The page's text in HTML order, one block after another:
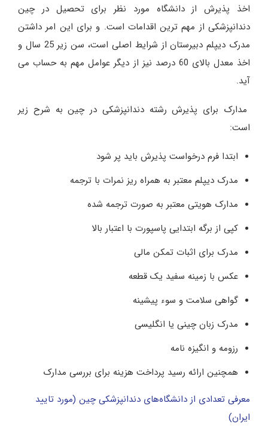
اخذ پذیرش از دانشگاه مورد نظر برای تحصیل در چین
دندانپزشکی از مهم ترین اقدامات است. و برای این امر داشتن
مدرک دیپلم دبیرستان از شرایط اصلی است، سن زیر 25 سال و
اخذ معدل بالای 60 درصد نیز از دیگر عوامل مهم به حساب می
آید.
مدارک برای پذیرش رشته دندانپزشکی در چین به شرح زیر
است:
ابتدا فرم درخواست پذیرش باید پر شود
مدرک دیپلم معتبر به همراه ریز نمرات با ترجمه
مدارک هویتی معتبر به صورت ترجمه شده
کپی از برگه ابتدایی پاسپورت با اعتبار بالا
مدرک برای اثبات تمکن مالی
عکس با زمینه سفید یک قطعه
گواهی سلامت و سوء پیشینه
مدرک زبان چینی یا انگلیسی
رزومه و انگیزه نامه
همچنین ارائه رسید پرداخت هزینه برای بررسی مدارک
معرفی تعدادی از دانشگاه‌های دندانپزشکی چین (مورد تایید
ایران)